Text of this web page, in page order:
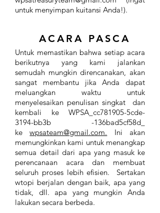
untuk menyimpan kuitansi Anda!).
ACARA PASCA
Untuk memastikan bahwa setiap acara
berikutnya yang kami jalankan
semudah mungkin direncanakan, akan
sangat membantu jika Anda dapat
meluangkan waktu untuk
menyelesaikan penulisan singkat dan
kembali ke WPSA_cc781905-5cde-
3194-bb3b -136bad5cf58d_
kewpsateam@gmail.com. Ini akan
memungkinkan kami untuk menangkap
semua detail dari apa yang masuk ke
perencanaan acara dan membuat
seluruh proses lebih efisien. Sertakan
wtopi berjalan dengan baik, apa yang
tidak, dll. apa yang mungkin Anda
lakukan secara berbeda.